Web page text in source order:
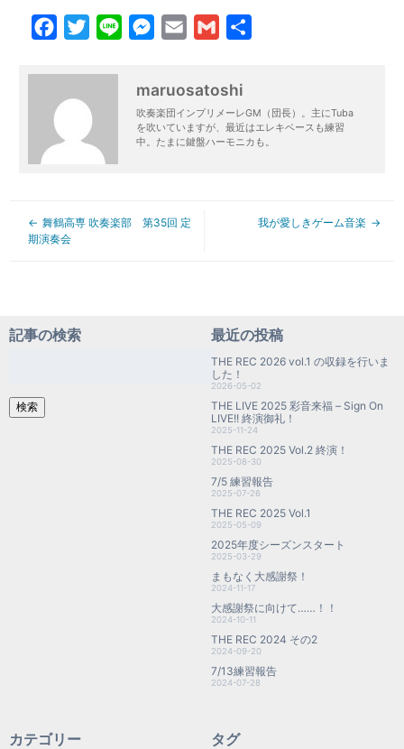
FacebookTwitterLine Messenger
Email Gmail
maruosatoshi
吹奏楽団インプリメーレGM（団長）。主にTuba
を吹いていますが、最近はエレキベースも練習
中。たまに鍵盤ハーモニカも。
舞鶴高専 吹奏楽部 第35回 定
期演奏会
我が愛しきゲーム音楽
記事の検索
検索
最近の投稿
THE REC 2026 vol.1 の収録を行いま
した！
2026-05-02
THE LIVE 2025 彩音来福 – Sign On
LIVE!! 終演御礼！
2025-11-24
THE REC 2025 Vol.2 終演！
2025-08-30
7/5 練習報告
2025-07-26
THE REC 2025 Vol.1
2025-05-09
2025年度シーズンスタート
2025-03-29
まもなく大感謝祭！
2024-11-17
大感謝祭に向けて……！！
2024-10-11
THE REC 2024 その2
2024-09-20
7/13練習報告
2024-07-28
カテゴリー タグ